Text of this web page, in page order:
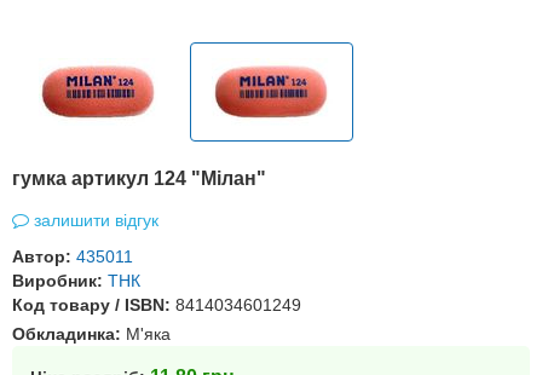
гумка артикул 124 "Мілан"
залишити відгук
Автор: 435011
Виробник: ТНК
Код товару / ISBN: 8414034601249
Обкладинка: М'яка